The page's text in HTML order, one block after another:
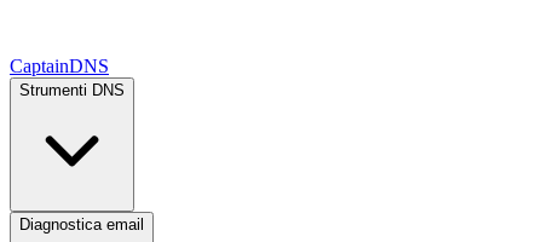
CaptainDNS
Strumenti DNS
Diagnostica email